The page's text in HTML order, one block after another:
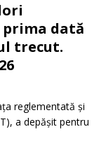
dată
trecut.
reglementată și
a depășit pentru